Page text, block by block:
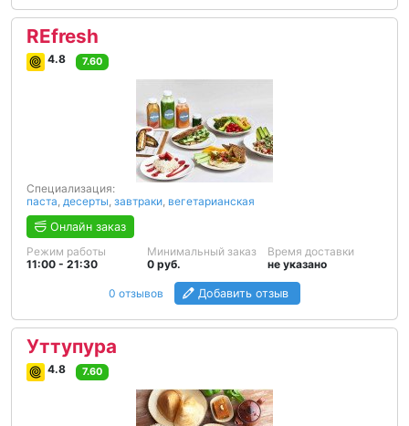
REfresh
4.8 7.60
Специализация:
паста, десерты, завтраки, вегетарианская
Онлайн заказ
Режим работы
11:00 - 21:30
Минимальный заказ
0 руб.
Время доставки
не указано
0 отзывов Добавить отзыв
Уттупура
4.8 7.60